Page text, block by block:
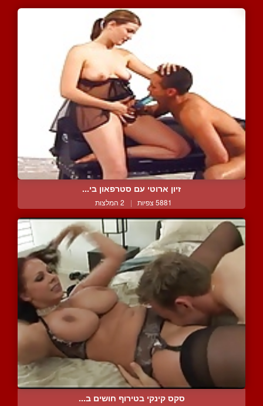
זיון ארוטי עם סטרפאון בי...
5881 צפיות | 2 המלצות
סקס קינקי בטירוף חושים ב...